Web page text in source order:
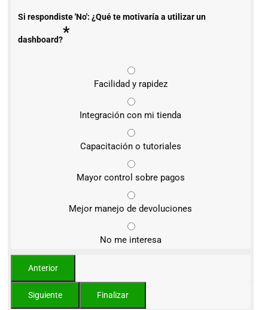
Si respondiste 'No': ¿Qué te motivaría a utilizar un
dashboard?*
Facilidad y rapidez
Integración con mi tienda
Capacitación o tutoriales
Mayor control sobre pagos
Mejor manejo de devoluciones
No me interesa